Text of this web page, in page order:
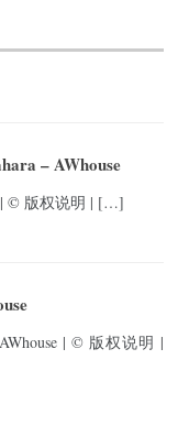
– AWhouse
| © 版权说明 | […]
| © 版权说明 |